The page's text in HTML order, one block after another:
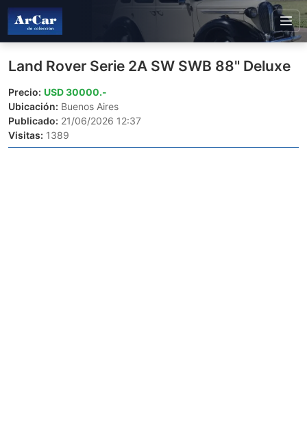
Land Rover Serie 2A SW SWB 88" Deluxe
Precio: USD 30000.-
Ubicación: Buenos Aires
Publicado: 21/06/2026 12:37
Visitas: 1389